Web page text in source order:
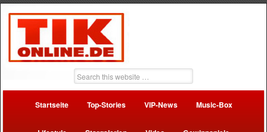
Startseite Top-Stories VIP-News Music-Box